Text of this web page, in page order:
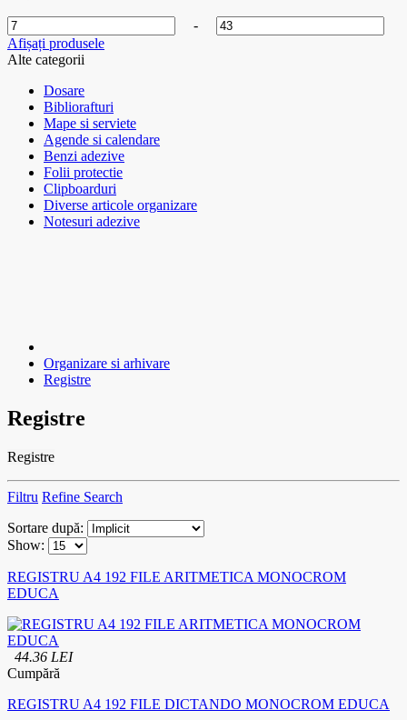
-
Afișați produsele
Alte categorii
Dosare
Bibliorafturi
Mape si serviete
Agende si calendare
Benzi adezive
Folii protectie
Clipboarduri
Diverse articole organizare
Notesuri adezive
Organizare si arhivare
Registre
Registre
Registre
Filtru Refine Search
Sortare după:
Show:
REGISTRU A4 192 FILE ARITMETICA MONOCROM
EDUCA
44.36 LEI
Cumpără
REGISTRU A4 192 FILE DICTANDO MONOCROM EDUCA